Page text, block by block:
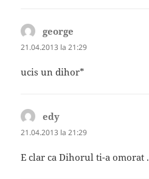
george
21.04.2013 la 21:29
ucis un dihor*
edy
21.04.2013 la 21:29
E clar ca Dihorul ti-a omorat .